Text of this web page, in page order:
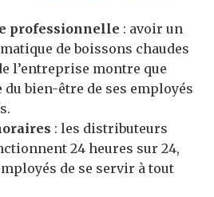
professionnelle : avoir un
de boissons chaudes
l’entreprise montre que
bien-être de ses employés
: les distributeurs
24 heures sur 24,
de se servir à tout